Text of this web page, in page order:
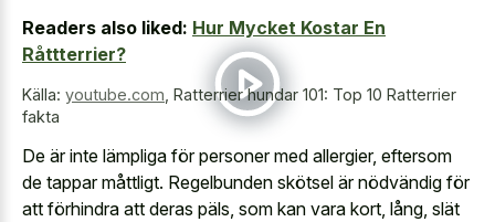
Readers also liked: Hur Mycket Kostar En
Råttterrier?
Källa: youtube.com Ratterrier hundar 101: Top 10 Ratterrier
fakta
De är inte lämpliga för personer med allergier, eftersom
de tappar måttligt. Regelbunden skötsel är nödvändig för
att förhindra att deras päls, som kan vara kort, lång, slät